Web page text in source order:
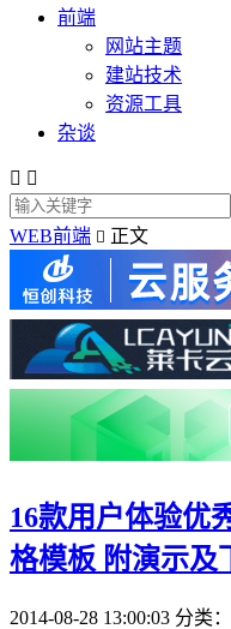
前端
网站主题
建站技术
资源工具
杂谈
 
WEB前端  正文
16款用户体验优
格模板 附演示及
2014-08-28 13:00:03 分类：